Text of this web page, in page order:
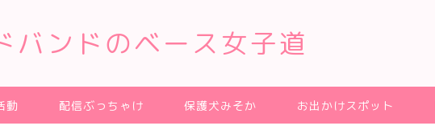
バンドのベース女子道
動 配信ぶっちゃけ 保護犬みそか お出かけスポット